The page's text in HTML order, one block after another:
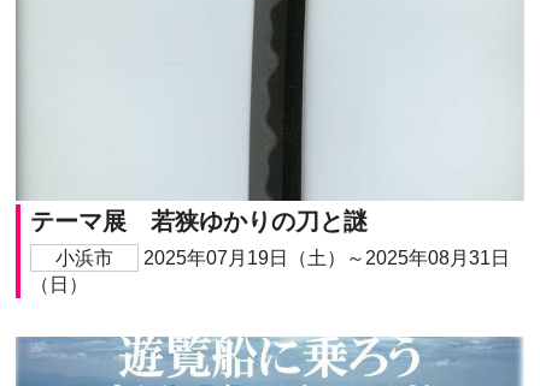
テーマ展 若狭ゆかりの刀と謎
小浜市
2025年07月19日（土）～2025年08月31日
（日）